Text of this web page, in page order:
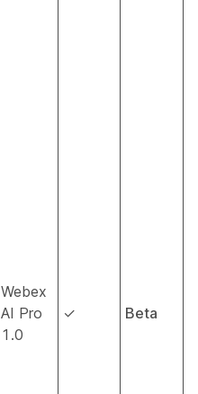
Webex
AI Pro
1.0
✓ Beta